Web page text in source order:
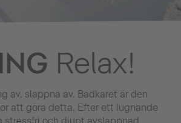
Relax!
av, slappna av. Badkaret är den
att göra detta. Efter ett lugnande
stressfri och djupt avslappnad.